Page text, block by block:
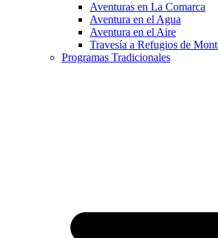
Aventuras en La Comarca
Aventura en el Agua
Aventura en el Aire
Travesía a Refugios de
Programas Tradicionales